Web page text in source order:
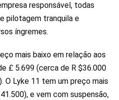
responsável, todas
pilotagem tranquila e
íngremes.
mais baixo em relação aos
£ 5.699 (cerca de R $36.000
O Lyke 11 tem um preço mais
e vem com suspensão,